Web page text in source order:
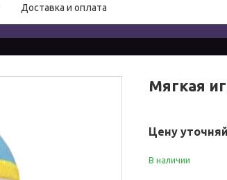
Доставка и оплата
Мягкая
Цену
В наличии